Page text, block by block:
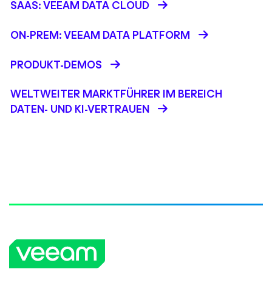
SAAS: VEEAM DATA CLOUD
ON-PREM: VEEAM DATA PLATFORM
PRODUKT-DEMOS
WELTWEITER MARKTFÜHRER IM BEREICH
DATEN- UND KI-VERTRAUEN